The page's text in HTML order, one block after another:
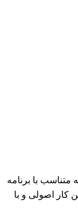
با برنامه
کار اصولی و با